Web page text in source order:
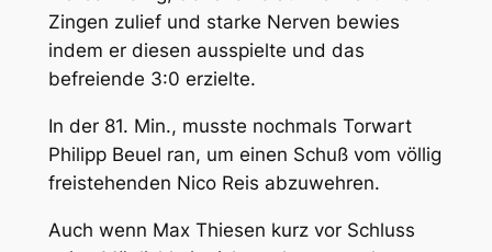
Zingen zulief und starke Nerven bewies
indem er diesen ausspielte und das
befreiende 3:0 erzielte.
In der 81. Min., musste nochmals Torwart
Philipp Beuel ran, um einen Schuß vom völlig
freistehenden Nico Reis abzuwehren.
Auch wenn Max Thiesen kurz vor Schluss